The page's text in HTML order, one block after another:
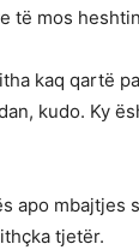
të mos
kaq qartë
kudo. Ky
apo mbajtjes
tjetër.